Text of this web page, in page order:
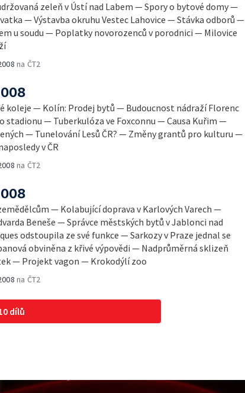
zeleň v Ústí nad Labem — Spory o bytové domy —
— Výstavba okruhu Vestec Lahovice — Stávka odborů —
u soudu — Poplatky novorozenců v porodnici — Milovice
na ČT2
koleje — Kolín: Prodej bytů — Budoucnost nádraží Florenc
stadionu — Tuberkulóza ve Foxconnu — Causa Kuřim —
— Tunelování Lesů ČR? — Změny grantů pro kulturu —
v ČR
na ČT2
— Kolabující doprava v Karlových Varech —
Beneše — Správce městských bytů v Jablonci nad
odstoupila ze své funkce — Sarkozy v Praze jednal se
obviněna z křivé výpovědi — Nadprůměrná sklizeň
— Projekt vagon — Krokodýlí zoo
na ČT2
dílů